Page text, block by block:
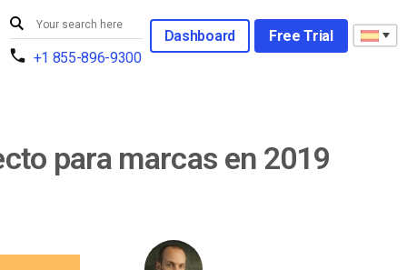
+1 855-896-9300
Dashboard Free Trial
para marcas en 2019